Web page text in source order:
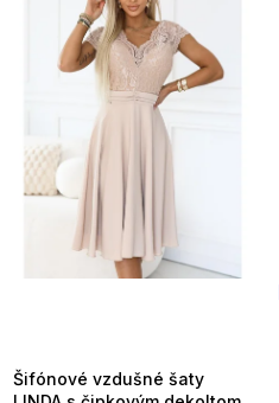
d
u
Šifónové vzdušné šaty